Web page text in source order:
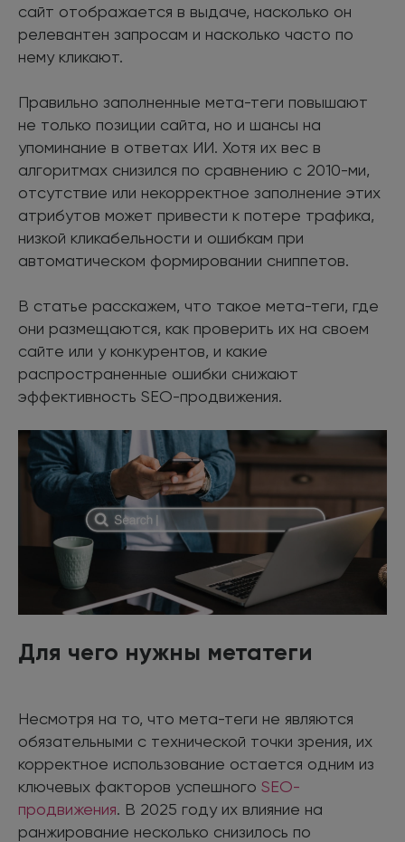
сайт отображается в выдаче, насколько он
релевантен запросам и насколько часто по
нему кликают.
Правильно заполненные мета-теги повышают
не только позиции сайта, но и шансы на
упоминание в ответах ИИ. Хотя их вес в
алгоритмах снизился по сравнению с 2010-ми,
отсутствие или некорректное заполнение этих
атрибутов может привести к потере трафика,
низкой кликабельности и ошибкам при
автоматическом формировании сниппетов.
В статье расскажем, что такое мета-теги, где
они размещаются, как проверить их на своем
сайте или у конкурентов, и какие
распространенные ошибки снижают
эффективность SEO-продвижения.
Для чего нужны метатеги
Несмотря на то, что мета-теги не являются
обязательными с технической точки зрения, их
корректное использование остается одним из
ключевых факторов успешного SEO-
продвижения. В 2025 году их влияние на
ранжирование несколько снизилось по